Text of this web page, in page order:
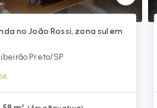
no João Rossi, zona sul em
Preto/SP